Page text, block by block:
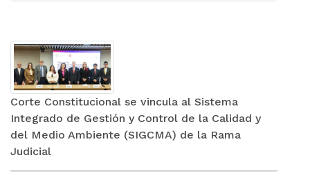
Corte Constitucional se vincula al Sistema
Integrado de Gestión y Control de la Calidad y
del Medio Ambiente (SIGCMA) de la Rama
Judicial